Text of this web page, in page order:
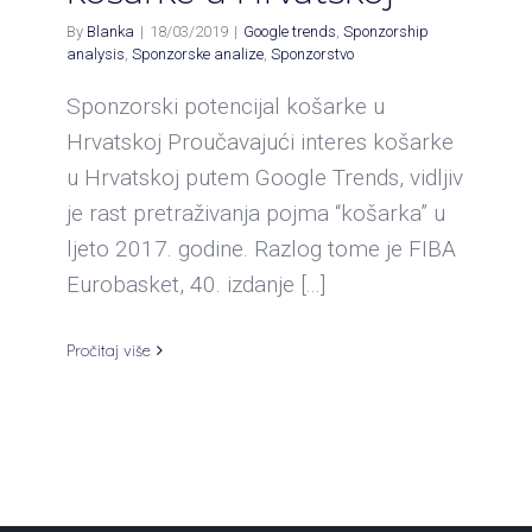
By Blanka | 18/03/2019 | Google trends Sponzorship
analysis Sponzorske analize Sponzorstvo
Sponzorski potencijal košarke u
Hrvatskoj Proučavajući interes košarke
u Hrvatskoj putem Google Trends, vidljiv
je rast pretraživanja pojma “košarka” u
ljeto 2017. godine. Razlog tome je FIBA
Eurobasket, 40. izdanje [...]
Pročitaj više